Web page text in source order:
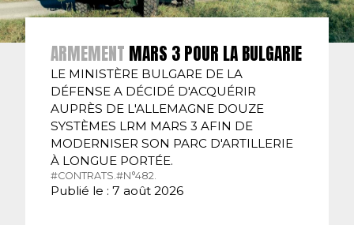
ARMEMENT MARS 3 POUR LA BULGARIE
LE MINISTÈRE BULGARE DE LA
DÉFENSE A DÉCIDÉ D'ACQUÉRIR
AUPRÈS DE L'ALLEMAGNE DOUZE
SYSTÈMES LRM MARS 3 AFIN DE
MODERNISER SON PARC D'ARTILLERIE
À LONGUE PORTÉE.
#CONTRATS.#N°482.
Publié le : 7 août 2026